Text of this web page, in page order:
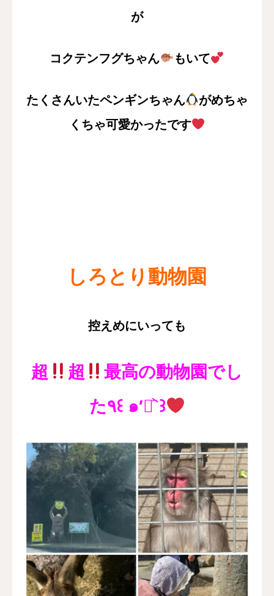
が
コクテンフグちゃん もいて
たくさんいたペンギンちゃん
がめちゃ
くちゃ可愛かったです
しろとり動物園
控えめにいっても
超 超
最高の動物園でし
た٩꒰ ๑′◡͐`꒱